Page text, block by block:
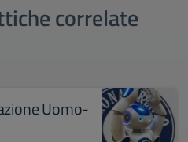
correlate
Uomo-